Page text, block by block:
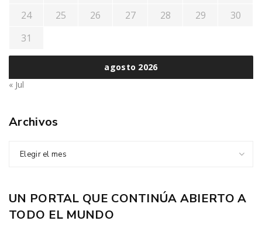
agosto 2026
24
25 26 27 28 29
30
31
« Jul
Archivos
Elegir el mes
UN PORTAL QUE CONTINÚA ABIERTO A
TODO EL MUNDO